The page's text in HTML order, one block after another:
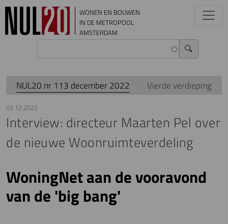
Overslaan en naar de inhoud gaan
WONEN EN BOUWEN
IN DE METROPOOL
AMSTERDAM
NUL20 nr 113 december 2022 Vierde verdieping
02.12.2022
Interview: directeur Maarten Pel over
de nieuwe Woonruimteverdeling
WoningNet aan de vooravond
van de 'big bang'